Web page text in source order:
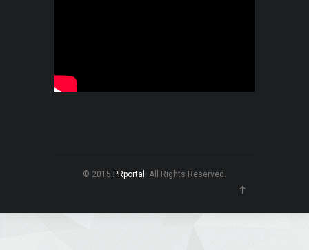
© 2015 PRportal . All Rights Reserved.